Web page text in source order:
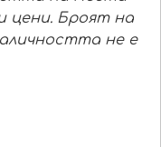
цени. Броят на
не е